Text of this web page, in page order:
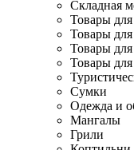
Складная
Товары для
Товары
Товары
Товары
Сумки
Одежда и
Мангалы
Грили